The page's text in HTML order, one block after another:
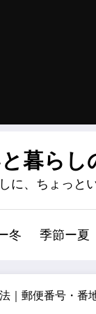
暮らし
に、ちょっと
冬 季節ー夏
｜郵便番号・番